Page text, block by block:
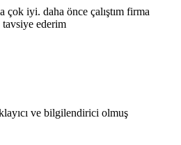
iyi. daha önce çalıştım firma
ederim
ve bilgilendirici olmuş